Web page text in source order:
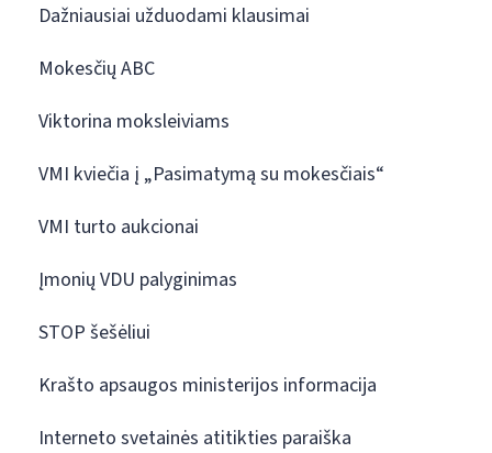
Dažniausiai užduodami klausimai
Mokesčių ABC
Viktorina moksleiviams
VMI kviečia į „Pasimatymą su mokesčiais“
VMI turto aukcionai
Įmonių VDU palyginimas
STOP šešėliui
Krašto apsaugos ministerijos informacija
Interneto svetainės atitikties paraiška